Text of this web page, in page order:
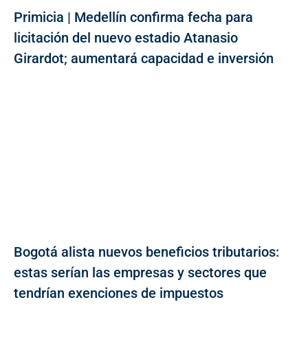
Primicia | Medellín confirma fecha para
licitación del nuevo estadio Atanasio
Girardot; aumentará capacidad e inversión
Bogotá alista nuevos beneficios tributarios:
estas serían las empresas y sectores que
tendrían exenciones de impuestos